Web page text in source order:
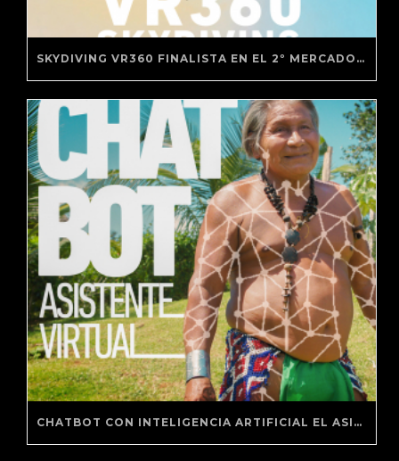
SKYDIVING VR360 FINALISTA EN EL 2º MERCADO DE REALIDAD VIRTUAL DE BARCELONA
CHATBOT CON INTELIGENCIA ARTIFICIAL EL ASISTENTE VIRTUAL DE PANAMA BEST INFLUENCER